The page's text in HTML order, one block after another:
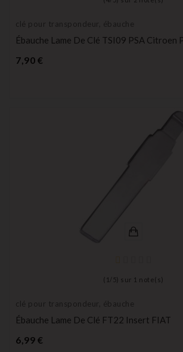
clé pour transpondeur, ébauche
Ébauche Lame De Clé TSI09 PSA Citroen
7,90 €
( 1 / 5) sur 1 note(s)
clé pour transpondeur, ébauche
Ébauche Lame De Clé FT22 Insert FIAT
6,99 €